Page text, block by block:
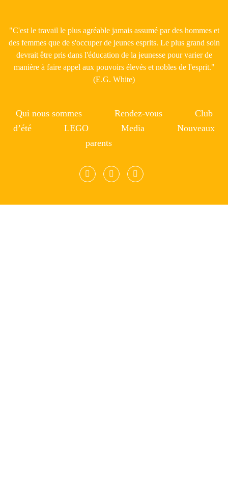
"C'est le travail le plus agréable jamais assumé par des hommes et
des femmes que de s'occuper de jeunes esprits. Le plus grand soin
devrait être pris dans l'éducation de la jeunesse pour varier de
manière à faire appel aux pouvoirs élevés et nobles de l'esprit."
(E.G. White)
Qui nous sommes Rendez-vous
Club
d’été
LEGO Media
Nouveaux
parents